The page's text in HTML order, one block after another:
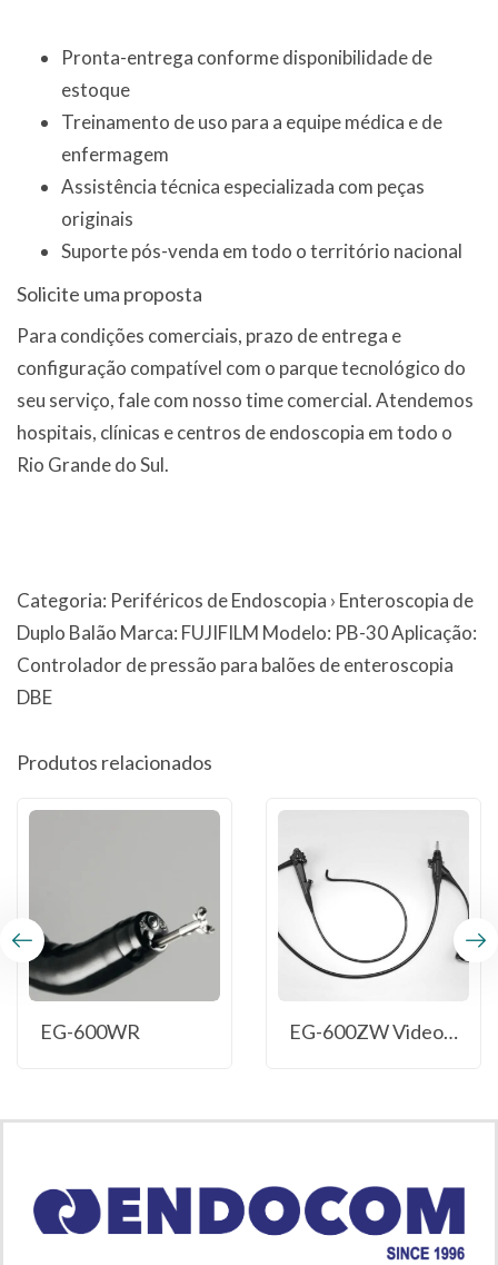
Pronta-entrega conforme disponibilidade de
estoque
Treinamento de uso para a equipe médica e de
enfermagem
Assistência técnica especializada com peças
originais
Suporte pós-venda em todo o território nacional
Solicite uma proposta
Para condições comerciais, prazo de entrega e
configuração compatível com o parque tecnológico do
seu serviço,fale com nosso time comercial. Atendemos
hospitais, clínicas e centros de endoscopia em todo o
Rio Grande do Sul.
Categoria: Periféricos de Endoscopia › Enteroscopia de
Duplo Balão Marca: FUJIFILM Modelo: PB-30 Aplicação:
Controlador de pressão para balões de enteroscopia
DBE
Produtos relacionados
EG-600WR EG-600ZW Video Gastroscope